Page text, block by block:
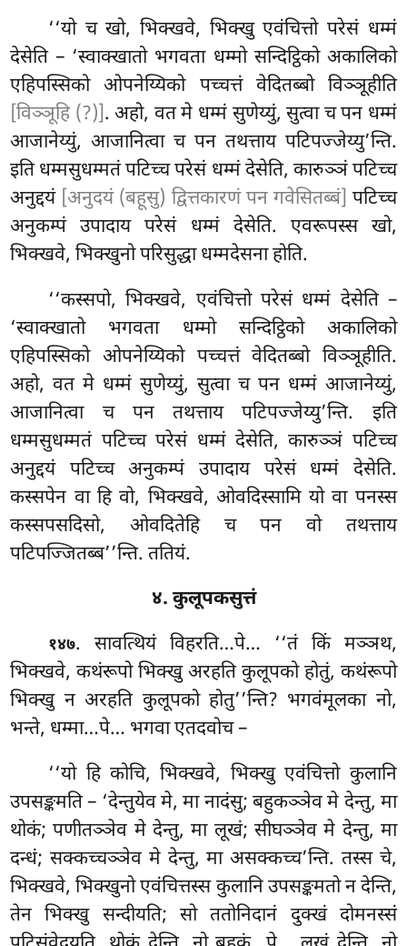
‘‘यो च खो, भिक्खवे, भिक्खु एवंचित्तो परेसं धम्मं
देसेति – ‘स्वाक्खातो भगवता धम्मो सन्दिट्ठिको अकालिको
एहिपस्सिको ओपनेय्यिको पच्चत्तं वेदितब्बो विञ्ञूहीति
[विञ्ञूहि (?)]. अहो, वत मे धम्मं सुणेय्युं, सुत्वा च पन धम्मं
आजानेय्युं, आजानित्वा च पन तथत्ताय पटिपज्जेय्यु’न्ति.
इति धम्मसुधम्मतं पटिच्च परेसं धम्मं देसेति, कारुञ्ञं पटिच्च
अनुद्दयं [अनुदयं (बहूसु) द्वित्तकारणं पन गवेसितब्बं] पटिच्च
अनुकम्पं उपादाय परेसं धम्मं देसेति. एवरूपस्स खो,
भिक्खवे, भिक्खुनो परिसुद्धा धम्मदेसना होति.
‘‘कस्सपो, भिक्खवे, एवंचित्तो परेसं धम्मं देसेति –
‘स्वाक्खातो भगवता धम्मो सन्दिट्ठिको अकालिको
एहिपस्सिको ओपनेय्यिको पच्चत्तं वेदितब्बो विञ्ञूहीति.
अहो, वतमे धम्मं सुणेय्युं, सुत्वा च पन धम्मं आजानेय्युं,
आजानित्वा च पन तथत्ताय पटिपज्जेय्यु’न्ति. इति
धम्मसुधम्मतं पटिच्च परेसं धम्मं देसेति, कारुञ्ञं पटिच्च
अनुद्दयं पटिच्च अनुकम्पं उपादाय परेसं धम्मं देसेति.
कस्सपेन वा हि वो, भिक्खवे, ओवदिस्सामि यो वा पनस्स
कस्सपसदिसो, ओवदितेहि च पन वो तथत्ताय
पटिपज्जितब्ब’’न्ति. ततियं.
४. कुलूपकसुत्तं
१४७. सावत्थियं विहरति…पे… ‘‘तं किं मञ्ञथ,
भिक्खवे, कथंरूपो भिक्खुअरहति कुलूपको होतुं, कथंरूपो
भिक्खु न अरहति कुलूपको होतु’’न्ति? भगवंमूलका नो,
भन्ते, धम्मा…पे… भगवा एतदवोच –
‘‘यो हि कोचि, भिक्खवे, भिक्खु एवंचित्तो कुलानि
उपसङ्कमति – ‘देन्तुयेव मे, मा नादंसु; बहुकञ्ञेव मे देन्तु, मा
थोकं; पणीतञ्ञेव मे देन्तु, मा लूखं; सीघञ्ञेव मे देन्तु, मा
दन्धं; सक्कच्चञ्ञेव मे देन्तु, मा असक्कच्च’न्ति. तस्स चे,
भिक्खवे, भिक्खुनो एवंचित्तस्स कुलानि उपसङ्कमतो न देन्ति,
तेन भिक्खु सन्दीयति; सो ततोनिदानं दुक्खं दोमनस्सं